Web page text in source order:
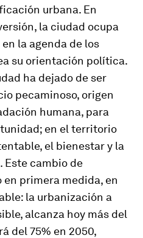
urbana. En
la ciudad ocupa
la agenda de los
su orientación política.
ha dejado de ser
pecaminoso, origen
humana, para
en el territorio
el bienestar y la
Este cambio de
primera medida, en
la urbanización a
alcanza hoy más del
del 75% en 2050,